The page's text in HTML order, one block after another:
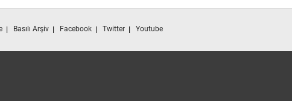
Basılı Arşiv Facebook Twitter Youtube